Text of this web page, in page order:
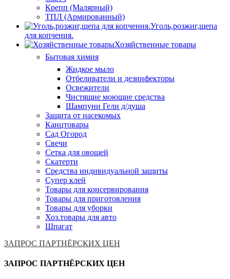
Крепп (Малярный)
ТПЛ (Армированный)
Уголь,розжиг,щепа
для копчения.
Хозяйственные товары
Бытовая химия
Жидкое мыло
Отбеливатели и дезинфекторы
Освежители
Чистящие моющие средства
Шампуни Гели д/душа
Защита от насекомых
Канцтовары
Сад Огород
Свечи
Сетка для овощей
Скатерти
Средства индивидуальной защиты
Супер клей
Товары для консервирования
Товары для приготовления
Товары для уборки
Хоз.товары для авто
Шпагат
ЗАПРОС ПАРТНЁРСКИХ ЦЕН
ЗАПРОС ПАРТНЁРСКИХ ЦЕН